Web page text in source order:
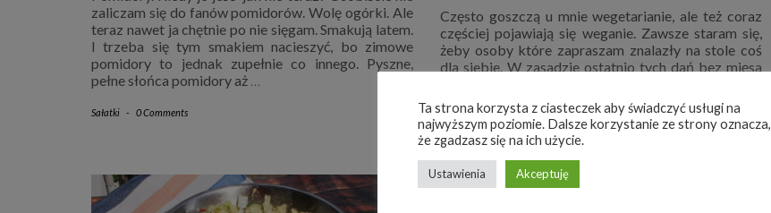
zaliczam się do fanów pomidorów. Wolę ogórki. Ale
teraz nawet ja chętnie po nie sięgam. Smakują latem.
I trzeba się tym smakiem nacieszyć, bo zimowe
pomidory to jednak zupełnie co innego. Pyszne,
pełne słońca pomidory aż …
Sałatki - 0 Comments
Często goszczą u mnie wegetarianie, ale też coraz
częściej pojawiają się weganie. Zawsze staram się,
żeby osoby które zapraszam znalazły na stole coś
dla siebie. W zasadzie ostatnio tych dań bez mięsa
naszym stole coraz więcej. Sałatka z
Kuchnia arabska, Sałatki - 1 Comment
Ta strona korzysta z ciasteczek aby świadczyć usługi na
najwyższym poziomie. Dalsze korzystanie ze strony oznacza,
że zgadzasz się na ich użycie.
Ustawienia Akceptuję